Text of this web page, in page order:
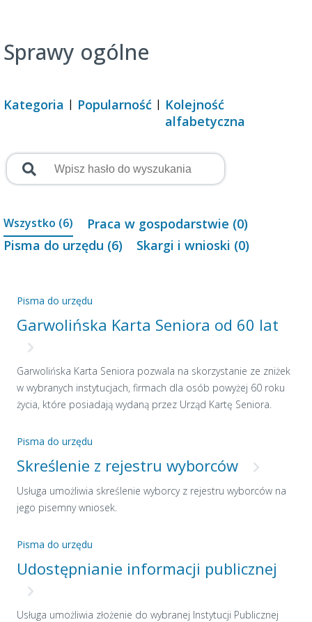
Sprawy ogólne
Kategoria Popularność
Kolejność
alfabetyczna
Wszystko (6)
Praca w gospodarstwie (0)
Pisma do urzędu (6)
Skargi i wnioski (0)
Pisma do urzędu
Garwolińska Karta Seniora od 60 lat
Garwolińska Karta Seniora pozwala na skorzystanie ze zniżek
w wybranych instytucjach, firmach dla osób powyżej 60 roku
życia, które posiadają wydaną przez Urząd Kartę Seniora.
Pisma do urzędu
Skreślenie z rejestru wyborców
Usługa umożliwia skreślenie wyborcy z rejestru wyborców na
jego pisemny wniosek.
Pisma do urzędu
Udostępnianie informacji publicznej
Usługa umożliwia złożenie do wybranej Instytucji Publicznej